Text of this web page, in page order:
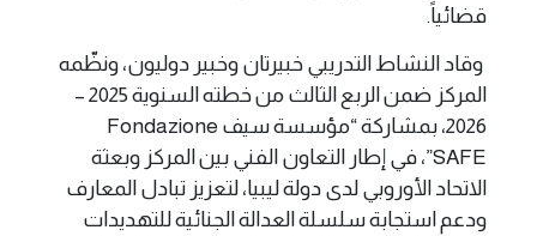
قضائياً.
وقاد النشاط التدريبي خبيرتان وخبير دوليون، ونظّمه
المركز ضمن الربع الثالث من خطته السنوية 2025 –
2026، بمشاركة “مؤسسة سيف Fondazione
SAFE”، في إطار التعاون الفني بين المركز وبعثة
الاتحاد الأوروبي لدى دولة ليبيا، لتعزيز تبادل المعارف
ودعم استجابة سلسلة العدالة الجنائية للتهديدات